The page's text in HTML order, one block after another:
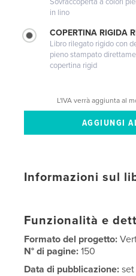
in lino
COPERTINA RIGIDA
Libro rilegato rigido con
pieno stampato
copertina rigid
L'IVA verrà aggiunta al
Informazioni sul
Funzionalità e
Formato del progetto:
N° di pagine:150
Data di pubblicazione: